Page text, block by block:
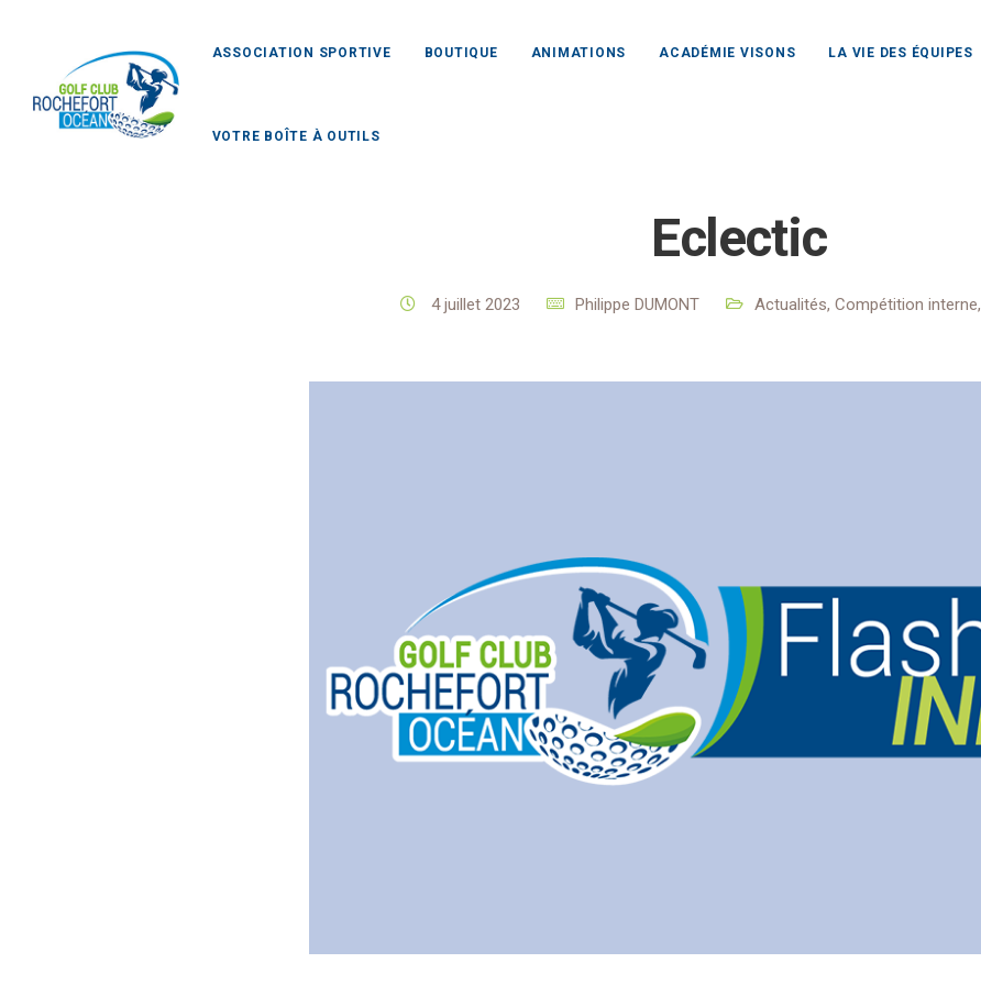
ASSOCIATION SPORTIVE BOUTIQUE ANIMATIONS ACADÉMIE VISONS LA VIE DES ÉQUIPES
VOTRE BOÎTE À OUTILS
Eclectic
4 juillet 2023 Philippe DUMONT Actualités, Compétition interne,